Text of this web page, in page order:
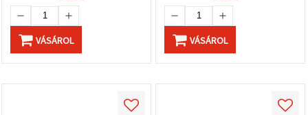
VÁSÁROL VÁSÁROL